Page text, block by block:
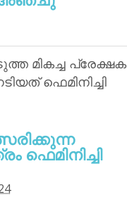
മികച്ച പ്രേക്ഷക
ഫെമിനിച്ചി
ഫെമിനിച്ചി